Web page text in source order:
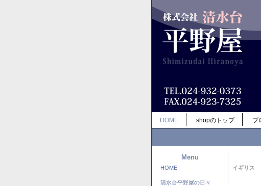
HOME shopのトップ ブ
Menu
HOME
清水台平野屋の日々
イギリス